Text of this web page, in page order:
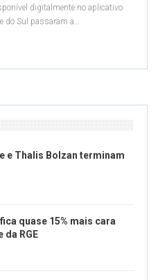
digitalmente no aplicativo
do Sul passaram a…
e Thalis Bolzan terminam
quase 15% mais cara
da RGE